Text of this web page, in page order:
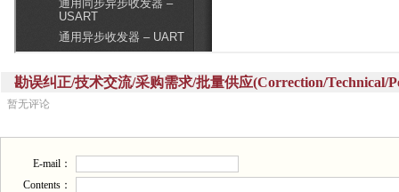
勘误纠正/技术交流/采购需求/批量供应(Correction/Technical/
暂无评论
E-mail：
Contents：